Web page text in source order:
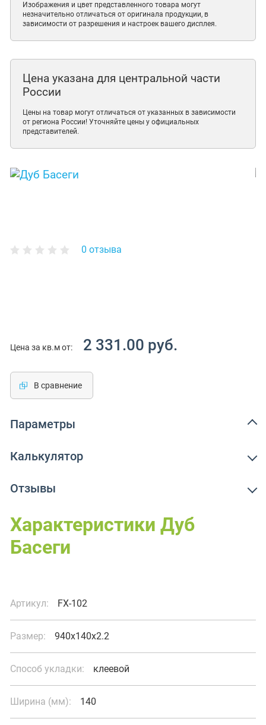
Изображения и цвет представленного товара могут
незначительно отличаться от оригинала продукции, в
зависимости от разрешения и настроек вашего дисплея.
Цена указана для центральной части
России
Цены на товар могут отличаться от указанных в зависимости
от региона России! Уточняйте цены у официальных
представителей.
0 отзыва
Цена за кв.м от: 2 331.00 руб.
В сравнение
Параметры
Калькулятор
Отзывы
Характеристики Дуб
Басеги
Артикул: FX-102
Размер: 940x140x2.2
Способ укладки: клеевой
Ширина (мм): 140